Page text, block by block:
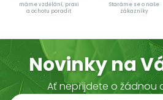
máme vzdělání, praxi
a ochotu poradit
Staráme se o naše
zákazníky
Novinky na
Ať nepřijdete o žádnou